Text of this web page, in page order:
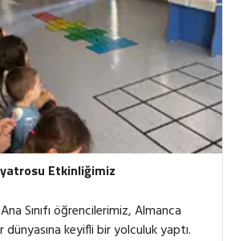
Etkinliğimiz
Sınıfı öğrencilerimiz, Almanca
keyifli bir yolculuk yaptı.